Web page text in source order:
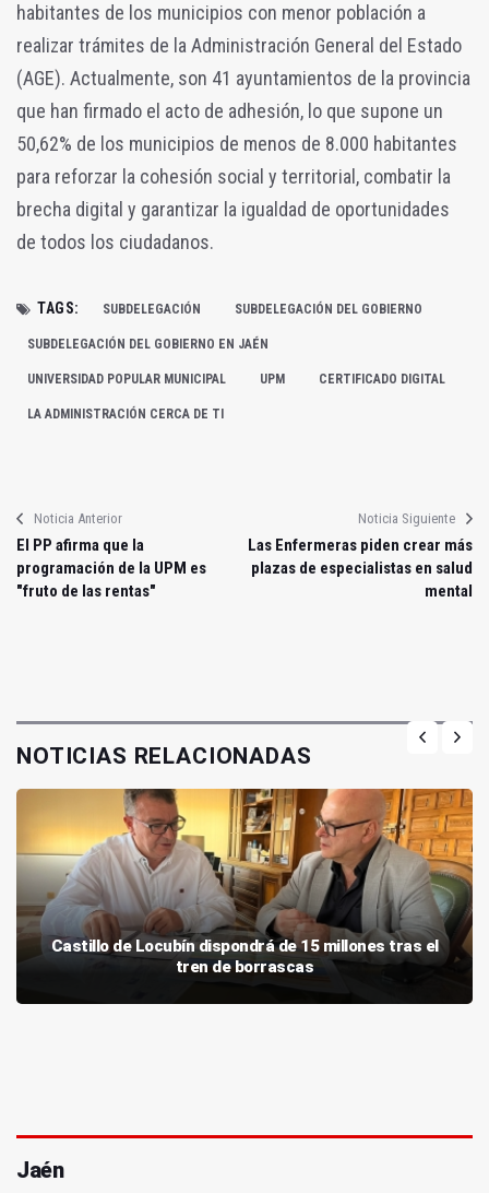
habitantes de los municipios con menor población a
realizar trámites de la Administración General del Estado
(AGE). Actualmente, son 41 ayuntamientos de la provincia
que han firmado el acto de adhesión, lo que supone un
50,62% de los municipios de menos de 8.000 habitantes
para reforzar la cohesión social y territorial, combatir la
brecha digital y garantizar la igualdad de oportunidades
de todos los ciudadanos.
TAGS: SUBDELEGACIÓN SUBDELEGACIÓN DEL GOBIERNO
SUBDELEGACIÓN DEL GOBIERNO EN JAÉN
UNIVERSIDAD POPULAR MUNICIPAL UPM CERTIFICADO DIGITAL
LA ADMINISTRACIÓN CERCA DE TI
Noticia Anterior
El PP afirma que la
programación de la UPM es
"fruto de las rentas"
Noticia Siguiente
Las Enfermeras piden crear más
plazas de especialistas en salud
mental
NOTICIAS RELACIONADAS
Castillo de Locubín dispondrá de 15 millones tras el
tren de borrascas
Jaén